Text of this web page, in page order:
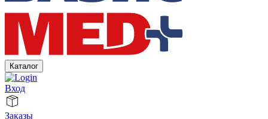
Каталог
Вход
Заказы